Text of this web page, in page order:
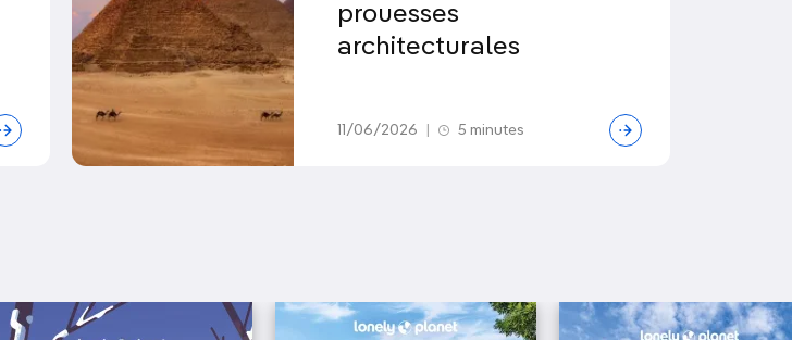
prouesses
architecturales
11/06/2026 5 minutes